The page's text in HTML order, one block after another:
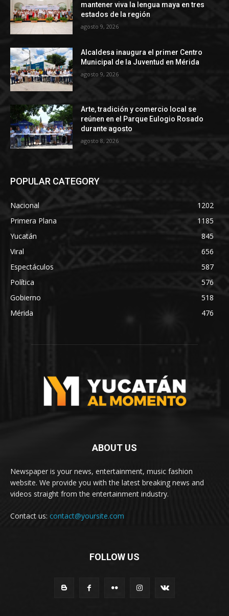
mantener viva la lengua maya en tres
estados de la región
agosto 9, 2026
Alcaldesa inaugura el primer Centro
Municipal de la Juventud en Mérida
agosto 9, 2026
Arte, tradición y comercio local se
reúnen en el Parque Eulogio Rosado
durante agosto
agosto 8, 2026
POPULAR CATEGORY
Nacional
1202
Primera Plana
1185
Yucatán
845
Viral
656
Espectáculos
587
Política
576
Gobierno
518
Mérida
476
ABOUT US
Newspaper is your news, entertainment, music fashion
website. We provide you with the latest breaking news and
videos straight from the entertainment industry.
Contact us: contact@yoursite.com
FOLLOW US